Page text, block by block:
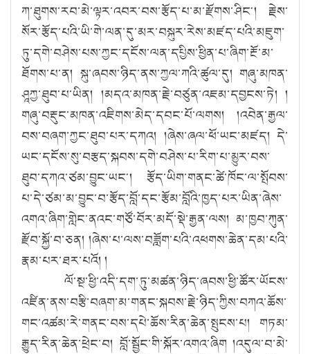
ཀ་ཐུགས་རབ་མེ་ལྟར་འབར་བས་རྩོད་པ་མ་རྫོགས་ཤིང༌། རྗེས་
སོར་རྩོད་པའི་ཡི་གེ་ལན་དུ་མར་བསྐུར་རེས་མཛད་པའི་མཇུག་
ཏུ་དགེ་བཤེས་པས་ཀྱང་དངོས་ལན་དཔྱིས་ཕྱིན་པ་ཞིག་རྔོ་མ་
ཐོགས་པ་ན། སྐུ་ཞབས་ཉིད་ནས་ཀྱལ་ཀའི་ཚུལ་དུ། གཞུ་མཁན་
ཤཱཀྱ་ཐུབ་པ་ཡིན། །མདའ་མཁན་རྗེ་བཙུན་འཇམ་དབྱངས་ཏེ། །
གཞུ་བརྡུང་མཁན་འཇིགས་མེད་དབང་པོ་ལགས། །འབེན་རྒྱལ་
བས་བཞག་ཀྱང་ཐུབ་པར་དཀའ། །ཞེས་ཞལ་ཕོ་ཡང་མཛད། དེ་
ཡང་དངོས་སུ་བརྩད་སྐབས་དགེ་བཤེས་པ་རིག་པ་མྱུར་བས་
ཐུབ་དཀའ་ཙམ་བྱུང་ཡང༌། རྩོད་ཡིག་གནང་ཚེ་ཁོང་ལ་སྤོབས་
པ་དེ་ཙམ་མ་བྱུང་བ་རྩོད་བློ་དང་རྩོམ་བློའི་ཁྱད་པར་ཡིན་ཞེས་
འགའ་ཞིག་གླེང་ནའང་གཙོ་བོར་མདོ་སྡེ་རྒྱན་ལས། མ་ཁྱབ་ཀུན་
རྫོབ་སྐྱོ་བ་ཅན། །ཞེས་པ་ལས་བཟློག་པའི་འཕགས་ཆེན་དམ་པའི་
རྣམ་པར་ཐར་པའོ། །
ལོ་སྔ་ཕྱི་འདི་དག་ཏུ་མཚན་ཉིད་ཞབས་ཕྱི་ཚོར་ཡོངས་
འཛིན་ནས་བརྩི་བཞག་མ་གནང་སྐབས་རྗེ་ཉིད་ཀྱིས་བཀའ་ཆོས་
གང་འཚམ་རེ་གནང་བས་དཔེ་ཆོས་རིན་ཆེན་སྤུངས་པ། གཏམ་
རྒྱུད་རིན་ཆེན་ཕྲེང་བ། བློ་སྦྱོང་གི་སྐོར་འགའ་ཞིག །འདུལ་བ་མེ་